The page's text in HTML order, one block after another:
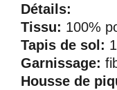
Détails:
Tissu: 100%
Tapis de sol:
Garnissage:
Housse de